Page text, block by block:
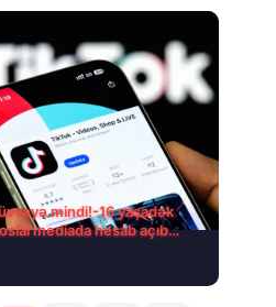
mindi!-16 yaşadək
mediada hesab açıb